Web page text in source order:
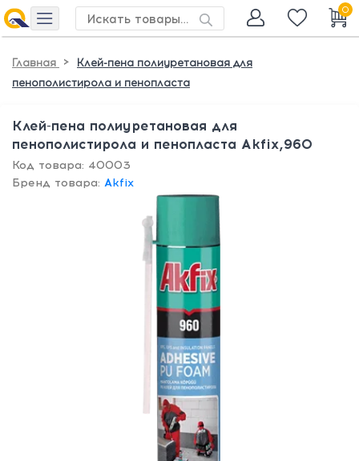
0
Главная >
Клей-пена полиуретановая для
пенополистирола и пенопласта
Клей-пена полиуретановая для
пенополистирола и пенопласта Akfix,960
Код товара: 40003
Бренд товара: Akfix